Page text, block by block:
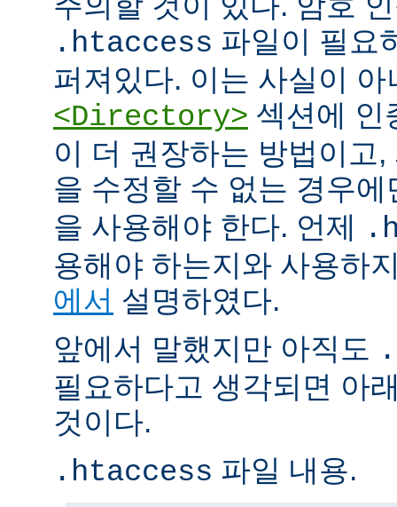
.htaccess 파일이 필요
퍼져있다. 이는 사실이
<Directory> 섹션에 인
이 더 권장하는 방법이고
을 수정할 수 없는 경우
을 사용해야 한다. 언제
용해야 하는지와 사용하
에서 설명하였다.
앞에서 말했지만 아직도
필요하다고 생각되면 아
것이다.
.htaccess 파일 내용.